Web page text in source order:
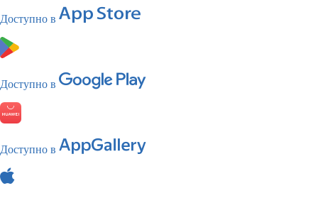
Доступно в
Доступно в
Доступно в